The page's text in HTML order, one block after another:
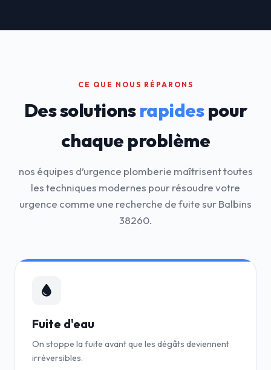
CE QUE NOUS RÉPARONS
Des solutionsrapidespour
chaque problème
nos équipes d’urgence plomberie maîtrisent toutes
les techniques modernes pour résoudre votre
urgence comme une recherche de fuite sur Balbins
38260.
Fuite d'eau
On stoppe la fuite avant que les dégâts deviennent
irréversibles.